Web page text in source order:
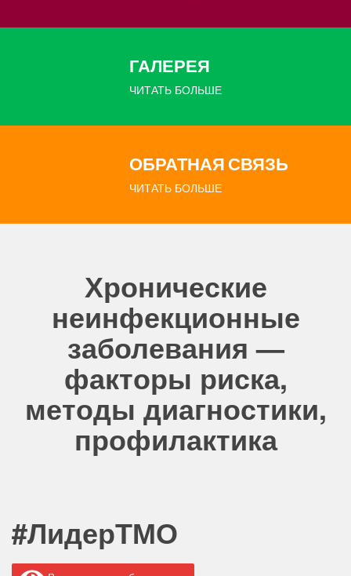
ГАЛЕРЕЯ
ЧИТАТЬ БОЛЬШЕ
ОБРАТНАЯ СВЯЗЬ
ЧИТАТЬ БОЛЬШЕ
Хронические
неинфекционные
заболевания —
факторы риска,
методы диагностики,
профилактика
#ЛидерТМО